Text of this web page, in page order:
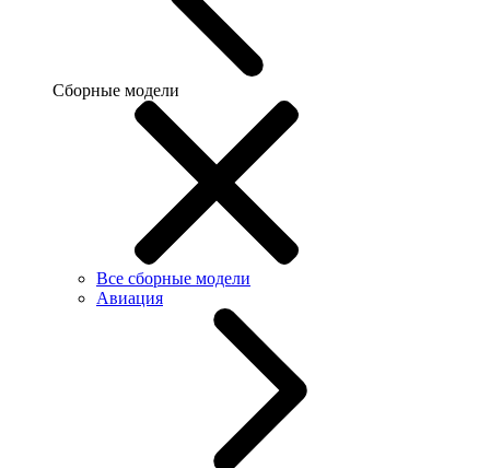
Сборные модели
Все сборные модели
Авиация